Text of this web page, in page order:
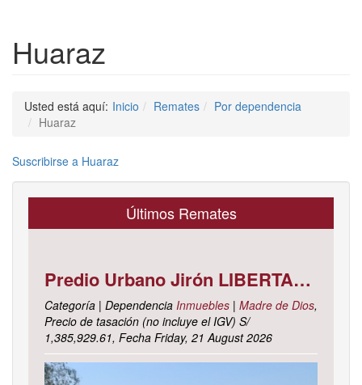
Huaraz
Usted está aquí: Inicio Remates
Por dependencia
Huaraz
Suscribirse a Huaraz
Últimos Remates
Predio Urbano Jirón LIBERTAD Mz. 5-H, Lote 23, TAMBOPATA - TAMBOPATA - MADRE DE DIOS ; cuyo dominio corre inscrito en la partida electrónica N° 07001561 del registro de propiedad inmueble de la ZONA REGISTRAL N° X, SEDE CUSCO, OFICINA REGISTRAL MADRE DE D
Categoría | Dependencia Inmuebles | Madre de Dios,
Precio de tasación (no incluye el IGV) S/
1,385,929.61, Fecha Friday, 21 August 2026